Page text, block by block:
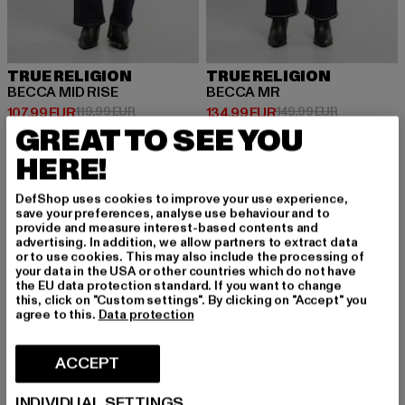
TRUE RELIGION
BECCA MID RISE
107,99 EUR
Ajankohtainen hinta: 107,99 EUR
119,99 EURKampanjahinta: 119,99 EUR
TRUE RELIGION
BECCA MR
134,99 EUR
Ajankohtainen hinta: 134,99 EUR
149,99 EUR
-13%
GREAT TO SEE YOU
HERE!
DefShop uses cookies to improve your use experience,
save your preferences, analyse use behaviour and to
provide and measure interest-based contents and
advertising. In addition, we allow partners to extract data
or to use cookies. This may also include the processing of
your data in the USA or other countries which do not have
the EU data protection standard. If you want to change
this, click on "Custom settings". By clicking on "Accept" you
agree to this. Data protection
ACCEPT